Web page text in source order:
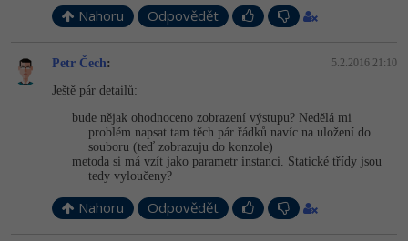
Nahoru Odpovědět
Petr Čech: 5.2.2016 21:10
Ještě pár detailů:
bude nějak ohodnoceno zobrazení výstupu? Nedělá mi
problém napsat tam těch pár řádků navíc na uložení do
souboru (teď zobrazuju do konzole)
metoda si má vzít jako parametr instanci. Statické třídy jsou
tedy vyloučeny?
Nahoru Odpovědět